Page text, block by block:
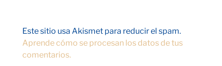
Este sitio usa Akismet para reducir el spam.
Aprende cómo se procesan los datos de tus
comentarios.